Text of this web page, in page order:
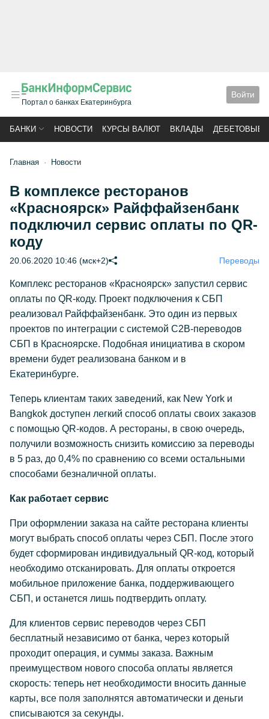
Портал о банках Екатеринбурга
Войти
БАНКИ НОВОСТИ КУРСЫ ВАЛЮТ ВКЛАДЫ ДЕБЕТОВЫЕ
Главная Новости
В комплексе ресторанов
«Красноярск» Райффайзенбанк
подключил сервис оплаты по QR-
коду
20.06.2020 10:46 (мск+2) Переводы
Комплекс ресторанов «Красноярск» запустил сервис
оплаты по QR-коду. Проект подключения к СБП
реализовал Райффайзенбанк. Это один из первых
проектов по интеграции с системой C2B-переводов
СБП в Красноярске. Подобная инициатива в скором
времени будет реализована банком и в
Екатеринбурге.
Теперь клиентам таких заведений, как New York и
Bangkok доступен легкий способ оплаты своих заказов
с помощью QR-кодов. А рестораны, в свою очередь,
получили возможность снизить комиссию за переводы
в 5 раз, до 0,4% по сравнению со всеми остальными
способами безналичной оплаты.
Как работает сервис
При оформлении заказа на сайте ресторана клиенты
могут выбрать способ оплаты через СБП. После этого
будет сформирован индивидуальный QR-код, который
необходимо отсканировать. Для оплаты откроется
мобильное приложение банка, поддерживающего
СБП, и останется лишь подтвердить оплату.
Для клиентов сервис переводов через СБП
бесплатный независимо от банка, через который
проходит операция, и суммы заказа. Важным
преимуществом нового способа оплаты является
скорость: теперь нет необходимости вносить данные
карты, все поля заполнятся автоматически и деньги
списываются за секунды.